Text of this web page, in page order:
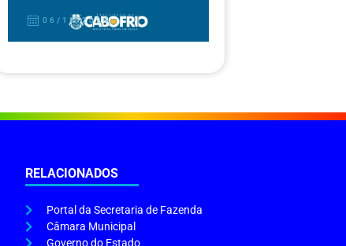
06/12/2024
RELACIONADOS
Portal da Secretaria de Fazenda
Câmara Municipal
Governo do Estado